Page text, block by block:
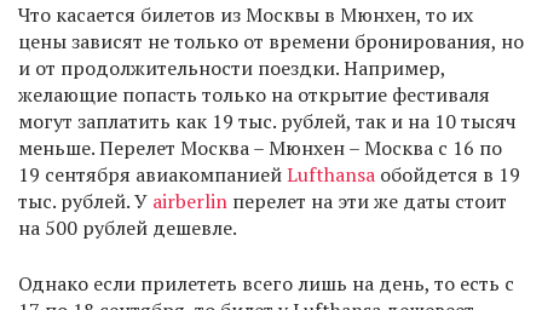
Что касается билетов из Москвы в Мюнхен, то их
цены зависят не только от времени бронирования, но
и от продолжительности поездки. Например,
желающие попасть только на открытие фестиваля
могут заплатить как 19 тыс. рублей, так и на 10 тысяч
меньше. Перелет Москва – Мюнхен – Москва с 16 по
19 сентября авиакомпаниейLufthansa обойдется в 19
тыс. рублей. У airberlin перелет на эти же даты стоит
на 500 рублей дешевле.
Однако если прилететь всего лишь на день, то есть с